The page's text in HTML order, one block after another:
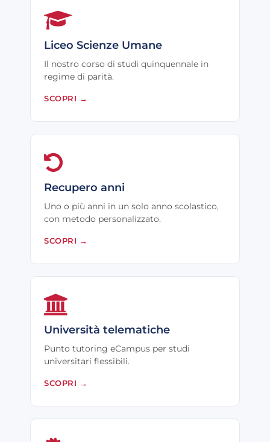
Liceo Scienze Umane
Il nostro corso di studi quinquennale in
regime di parità.
SCOPRI →
Recupero anni
Uno o più anni in un solo anno scolastico,
con metodo personalizzato.
SCOPRI →
Università telematiche
Punto tutoring eCampus per studi
universitari flessibili.
SCOPRI →